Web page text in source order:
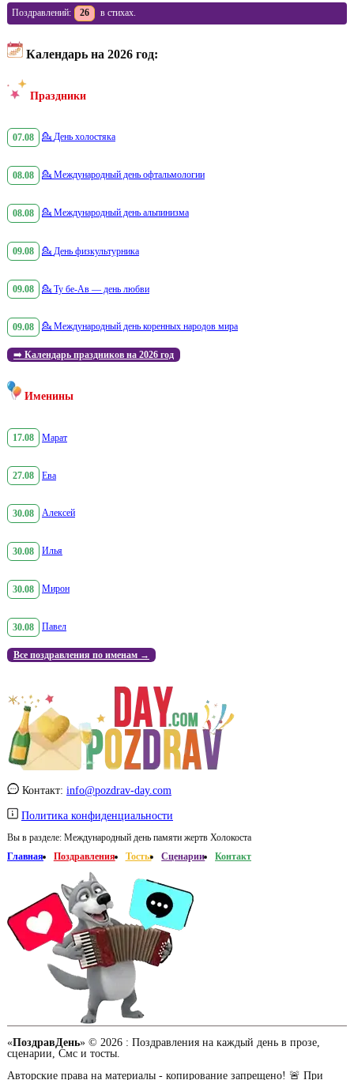
Поздравлений: 26 в стихах.
Календарь на 2026 год:
Праздники
07.08 💁 День холостяка
08.08 💁 Международный день офтальмологии
08.08 💁 Международный день альпинизма
09.08 💁 День физкультурника
09.08 💁 Ту бе-Ав — день любви
09.08 💁 Международный день коренных народов мира
➡️ Календарь праздников на 2026 год
Именины
17.08 Марат
27.08 Ева
30.08 Алексей
30.08 Илья
30.08 Мирон
30.08 Павел
Все поздравления по именам →
Контакт: info@pozdrav-day.com
Политика конфиденциальности
Вы в разделе: Международный день памяти жертв Холокоста
Главная
Поздравления Тосты Сценарии Контакт
«ПоздравДень» © 2026 : Поздравления на каждый день в прозе,
сценарии, Смс и тосты.
Авторские права на материалы - копирование запрещено! 🚨 При